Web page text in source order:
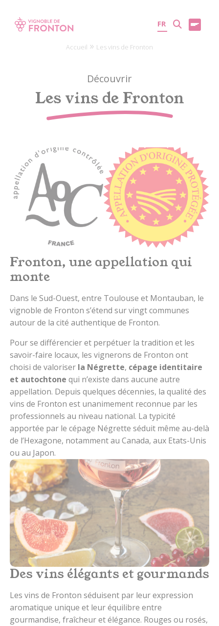
Accueil » Les vins de Fronton
Les vins de Fronton
Découvrir
Fronton, une appellation qui
monte
Dans le Sud-Ouest, entre Toulouse et Montauban, le
vignoble de Fronton s’étend sur vingt communes
autour de la cité authentique de Fronton.
Pour se différencier et perpétuer la tradition et les
savoir-faire locaux, les vignerons de Fronton ont
choisi de valoriser la Négrette, cépage identitaire
et autochtone qui n’existe dans aucune autre
appellation. Depuis quelques décennies, la qualité des
vins de Fronton est unanimement reconnue par les
professionnels au niveau national. La typicité
apportée par le cépage Négrette séduit même au-delà
de l’Hexagone, notamment au Canada, aux Etats-Unis
ou au Japon.
Des vins élégants et gourmands
Les vins de Fronton séduisent par leur expression
aromatique unique et leur équilibre entre
gourmandise, fraîcheur et élégance. Rouges ou rosés,